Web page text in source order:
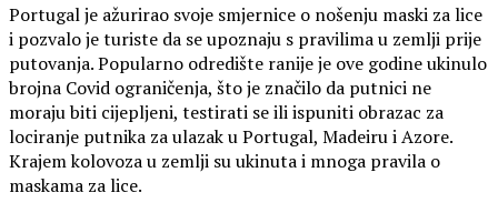
Portugal je ažurirao svoje smjernice o nošenju maski za lice
i pozvalo je turiste da se upoznaju s pravilima u zemlji prije
putovanja. Popularno odredište ranije je ove godine ukinulo
brojna Covid ograničenja, što je značilo da putnici ne
moraju biti cijepljeni, testirati se ili ispuniti obrazac za
lociranje putnika za ulazak u Portugal, Madeiru i Azore.
Krajem kolovoza u zemlji su ukinuta i mnoga pravila o
maskama za lice.